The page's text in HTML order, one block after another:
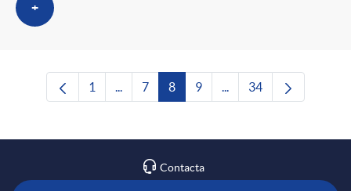
+
Página
1 ...Páginas intermedias Use TAB para
Página
7 Página
8 Página
9 ...Páginas intermedias
Página
34
Contacta